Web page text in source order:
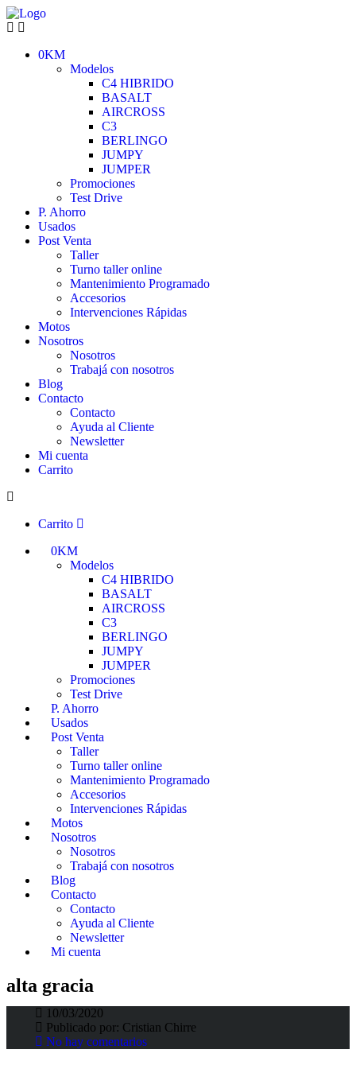
0KM
Modelos
C4 HIBRIDO
BASALT
AIRCROSS
C3
BERLINGO
JUMPY
JUMPER
Promociones
Test Drive
P. Ahorro
Usados
Post Venta
Taller
Turno taller online
Mantenimiento Programado
Accesorios
Intervenciones Rápidas
Motos
Nosotros
Nosotros
Trabajá con nosotros
Blog
Contacto
Contacto
Ayuda al Cliente
Newsletter
Mi cuenta
Carrito
Carrito
0KM
Modelos
C4 HIBRIDO
BASALT
AIRCROSS
C3
BERLINGO
JUMPY
JUMPER
Promociones
Test Drive
P. Ahorro
Usados
Post Venta
Taller
Turno taller online
Mantenimiento Programado
Accesorios
Intervenciones Rápidas
Motos
Nosotros
Nosotros
Trabajá con nosotros
Blog
Contacto
Contacto
Ayuda al Cliente
Newsletter
Mi cuenta
alta gracia
Fortunato Fortino>
Citroën triunfa en la primer carrera de la
10/03/2020
Publicado por: Cristian Chirre
No hay comentarios